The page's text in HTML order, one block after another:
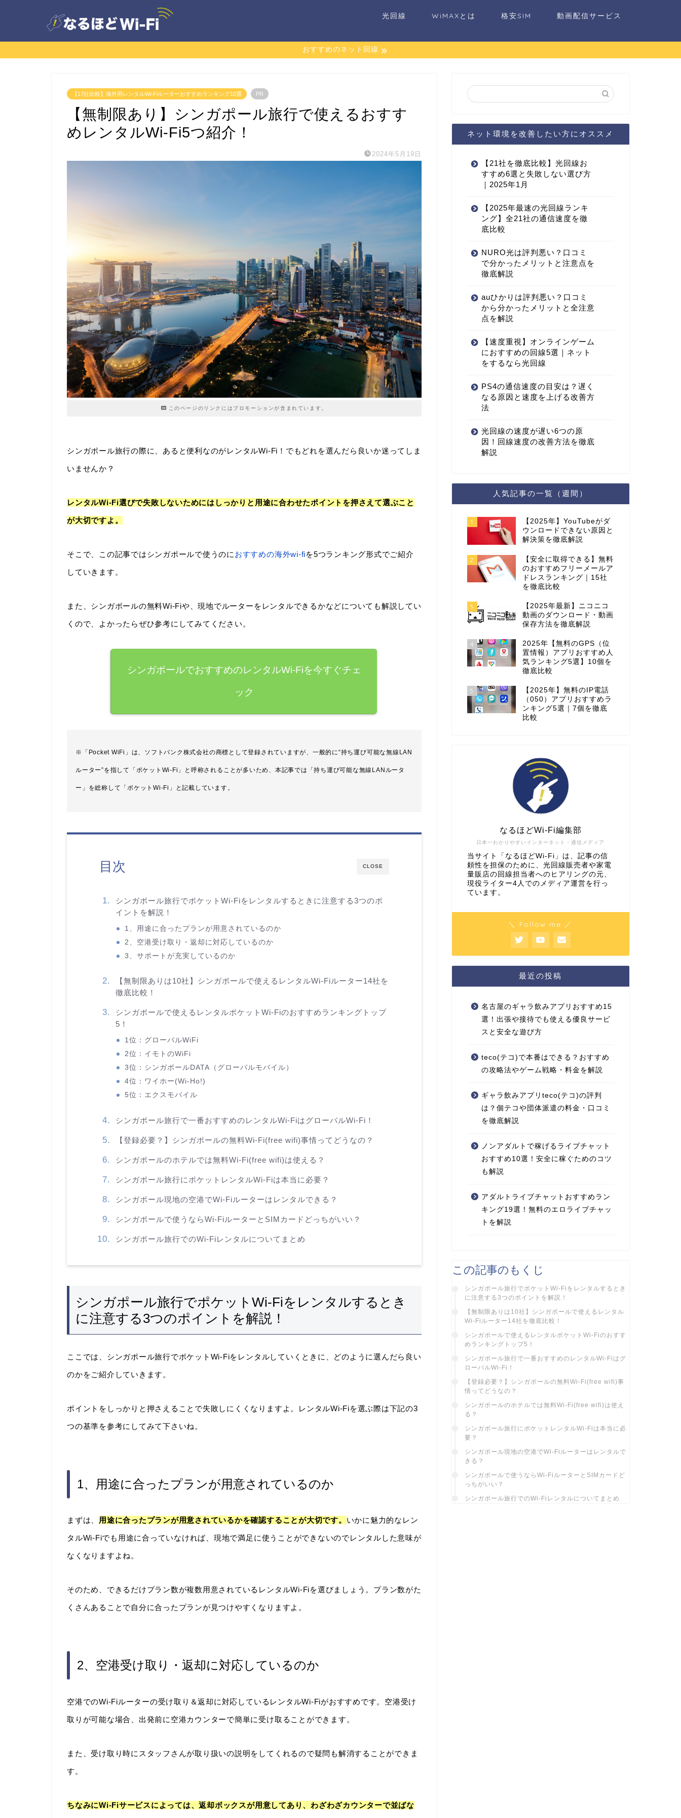
光回線 WiMAXとは 格安SIM 動画配信サービス
おすすめのネット回線
【17社比較】海外用レンタルWi-Fiルーターおすすめランキング10選 PR
【無制限あり】シンガポール旅行で使えるおすす
めレンタルWi-Fi5つ紹介！
2024年5月19日
このページのリンクにはプロモーションが含まれています。
シンガポール旅行の際に、あると便利なのがレンタルWi-Fi！でもどれを選んだら良いか迷ってしま
いませんか？
レンタルWi-Fi選びで失敗しないためにはしっかりと用途に合わせたポイントを押さえて選ぶこと
が大切ですよ。
そこで、この記事ではシンガポールで使うのに おすすめの海外wi-fiを5つランキング形式でご紹介
していきます。
また、シンガポールの無料Wi-Fiや、現地でルーターをレンタルできるかなどについても解説してい
くので、よかったらぜひ参考にしてみてください。
シンガポールでおすすめのレンタルWi-Fiを今すぐチェ
ック
※「Pocket WiFi」は、ソフトバンク株式会社の商標として登録されていますが、一般的に“持ち運び可能な無線LAN
ルーター”を指して「ポケットWi-Fi」と呼称されることが多いため、本記事では「持ち運び可能な無線LANルータ
ー」を総称して「ポケットWi-Fi」と記載しています。
CLOSE
目次
シンガポール旅行でポケットWi-Fiをレンタルするときに注意する3つのポ
イントを解説！
1、用途に合ったプランが用意されているのか
2、空港受け取り・返却に対応しているのか
3、サポートが充実しているのか
【無制限ありは10社】シンガポールで使えるレンタルWi-Fiルーター14社を
徹底比較！
シンガポールで使えるレンタルポケットWi-Fiのおすすめランキングトップ
5！
1位：グローバルWiFi
2位：イモトのWiFi
3位：シンガポールDATA（グローバルモバイル）
4位：ワイホー(Wi-Ho!)
5位：エクスモバイル
シンガポール旅行で一番おすすめのレンタルWi-FiはグローバルWi-Fi！
【登録必要？】シンガポールの無料Wi-Fi(free wifi)事情ってどうなの？
シンガポールのホテルでは無料Wi-Fi(free wifi)は使える？
シンガポール旅行にポケットレンタルWi-Fiは本当に必要？
シンガポール現地の空港でWi-Fiルーターはレンタルできる？
シンガポールで使うならWi-FiルーターとSIMカードどっちがいい？
シンガポール旅行でのWi-Fiレンタルについてまとめ
シンガポール旅行でポケットWi-Fiをレンタルするとき
に注意する3つのポイントを解説！
ここでは、シンガポール旅行でポケットWi-Fiをレンタルしていくときに、どのように選んだら良い
のかをご紹介していきます。
ポイントをしっかりと押さえることで失敗しにくくなりますよ。レンタルWi-Fiを選ぶ際は下記の3
つの基準を参考にしてみて下さいね。
1、用途に合ったプランが用意されているのか
まずは、 用途に合ったプランが用意されているかを確認することが大切です。 いかに魅力的なレン
タルWi-Fiでも用途に合っていなければ、現地で満足に使うことができないのでレンタルした意味が
なくなりますよね。
そのため、できるだけプラン数が複数用意されているレンタルWi-Fiを選びましょう。プラン数がた
くさんあることで自分に合ったプランが見つけやすくなりますよ。
2、空港受け取り・返却に対応しているのか
空港でのWi-Fiルーターの受け取り＆返却に対応しているレンタルWi-Fiがおすすめです。空港受け
取りが可能な場合、出発前に空港カウンターで簡単に受け取ることができます。
また、受け取り時にスタッフさんが取り扱いの説明をしてくれるので疑問も解消することができま
す。
ちなみにWi-Fiサービスによっては、返却ボックスが用意してあり、わざわざカウンターで並ばな
ネット環境を改善したい方にオススメ
【21社を徹底比較】光回線お
すすめ6選と失敗しない選び方
｜2025年1月
【2025年最速の光回線ランキ
ング】全21社の通信速度を徹
底比較
NURO光は評判悪い？口コミ
で分かったメリットと注意点を
徹底解説
auひかりは評判悪い？口コミ
から分かったメリットと全注意
点を解説
【速度重視】オンラインゲーム
におすすめの回線5選｜ネット
をするなら光回線
PS4の通信速度の目安は？遅く
なる原因と速度を上げる改善方
法
光回線の速度が遅い6つの原
因！回線速度の改善方法を徹底
解説
人気記事の一覧（週間）
1
【2025年】YouTubeがダ
ウンロードできない原因と
解決策を徹底解説
2
【安全に取得できる】無料
のおすすめフリーメールア
ドレスランキング｜15社
を徹底比較
3
【2025年最新】ニコニコ
動画のダウンロード・動画
保存方法を徹底解説
4
2025年【無料のGPS（位
置情報）アプリおすすめ人
気ランキング5選】10個を
徹底比較
5
【2025年】無料のIP電話
（050）アプリおすすめラ
ンキング5選｜7個を徹底
比較
日本一わかりやすいインターネット・通信メディア
なるほどWi-Fi編集部
当サイト「なるほどWi-Fi」は、記事の信
頼性を担保のために、光回線販売者や家電
量販店の回線担当者へのヒアリングの元、
現役ライター4人でのメディア運営を行っ
ています。
＼ Follow me ／
最近の投稿
名古屋のギャラ飲みアプリおすすめ15
選！出張や接待でも使える優良サービ
スと安全な遊び方
teco(テコ)で本番はできる？おすすめ
の攻略法やゲーム戦略・料金を解説
ギャラ飲みアプリteco(テコ)の評判
は？個テコや団体派遣の料金・口コミ
を徹底解説
ノンアダルトで稼げるライブチャット
おすすめ10選！安全に稼ぐためのコツ
も解説
アダルトライブチャットおすすめラン
キング19選！無料のエロライブチャッ
トを解説
この記事のもくじ
シンガポール旅行でポケットWi-Fiをレンタルするとき
に注意する3つのポイントを解説！
【無制限ありは10社】シンガポールで使えるレンタル
Wi-Fiルーター14社を徹底比較！
シンガポールで使えるレンタルポケットWi-Fiのおすす
めランキングトップ5！
シンガポール旅行で一番おすすめのレンタルWi-Fiはグ
ローバルWi-Fi！
【登録必要？】シンガポールの無料Wi-Fi(free wifi)事
情ってどうなの？
シンガポールのホテルでは無料Wi-Fi(free wifi)は使え
る？
シンガポール旅行にポケットレンタルWi-Fiは本当に必
要？
シンガポール現地の空港でWi-Fiルーターはレンタルで
きる？
シンガポールで使うならWi-FiルーターとSIMカードど
っちがいい？
シンガポール旅行でのWi-Fiレンタルについてまとめ